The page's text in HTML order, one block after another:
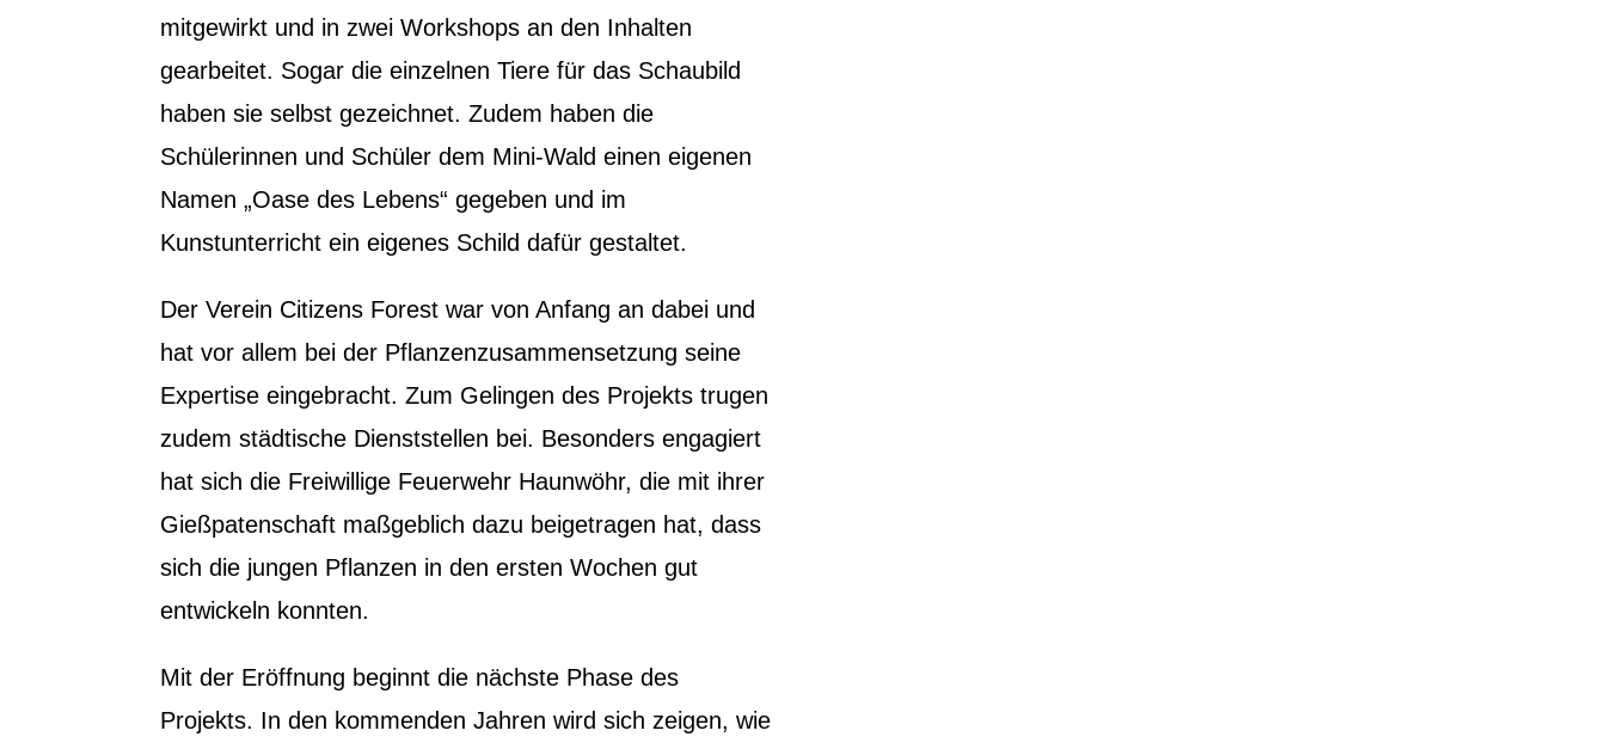
mitgewirkt und in zwei Workshops an den Inhalten
gearbeitet. Sogar die einzelnen Tiere für das Schaubild
haben sie selbst gezeichnet. Zudem haben die
Schülerinnen und Schüler dem Mini-Wald einen eigenen
Namen „Oase des Lebens“ gegeben und im
Kunstunterricht ein eigenes Schild dafür gestaltet.
Der Verein Citizens Forest war von Anfang an dabei und
hat vor allem bei der Pflanzenzusammensetzung seine
Expertise eingebracht. Zum Gelingen des Projekts trugen
zudem städtische Dienststellen bei. Besonders engagiert
hat sich die Freiwillige Feuerwehr Haunwöhr, die mit ihrer
Gießpatenschaft maßgeblich dazu beigetragen hat, dass
sich die jungen Pflanzen in den ersten Wochen gut
entwickeln konnten.
Mit der Eröffnung beginnt die nächste Phase des
Projekts. In den kommenden Jahren wird sich zeigen, wie